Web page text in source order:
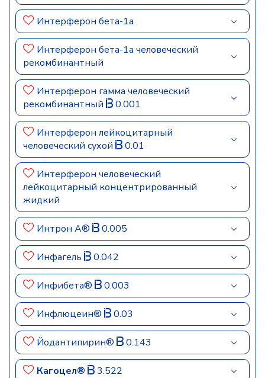
Интерферон бета-1а
Интерферон бета-1а человеческий
рекомбинантный
Интерферон гамма человеческий
рекомбинантный
0.001
Интерферон лейкоцитарный
человеческий сухой
0.01
Интерферон человеческий
лейкоцитарный концентрированный
жидкий
Интрон А® 0.005
Инфагель 0.042
Инфибета® 0.003
Инфлюцеин® 0.03
Йодантипирин® 0.143
Кагоцел® 3.522